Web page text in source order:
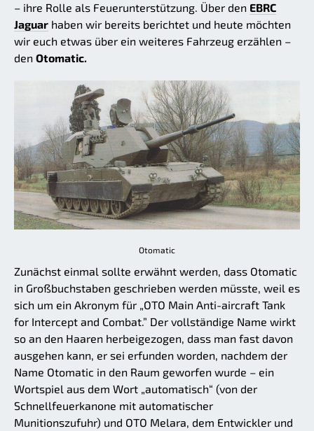
– ihre Rolle als Feuerunterstützung. Über den EBRC
Jaguar haben wir bereits berichtet und heute möchten
wir euch etwas über ein weiteres Fahrzeug erzählen –
den Otomatic.
Otomatic
Zunächst einmal sollte erwähnt werden, dass Otomatic
in Großbuchstaben geschrieben werden müsste, weil es
sich um ein Akronym für „OTO Main Anti-aircraft Tank
for Intercept and Combat.” Der vollständige Name wirkt
so an den Haaren herbeigezogen, dass man fast davon
ausgehen kann, er sei erfunden worden, nachdem der
Name Otomatic in den Raum geworfen wurde – ein
Wortspiel aus dem Wort „automatisch“ (von der
Schnellfeuerkanone mit automatischer
Munitionszufuhr) und OTO Melara, dem Entwickler und